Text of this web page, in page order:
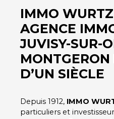
IMMO
AGENCE
JUVISY-SUR-
D’UN SIÈCLE
Depuis 1912, IMMO
particuliers et